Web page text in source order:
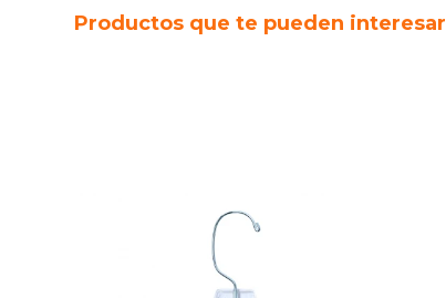
Productos que te pueden interesar